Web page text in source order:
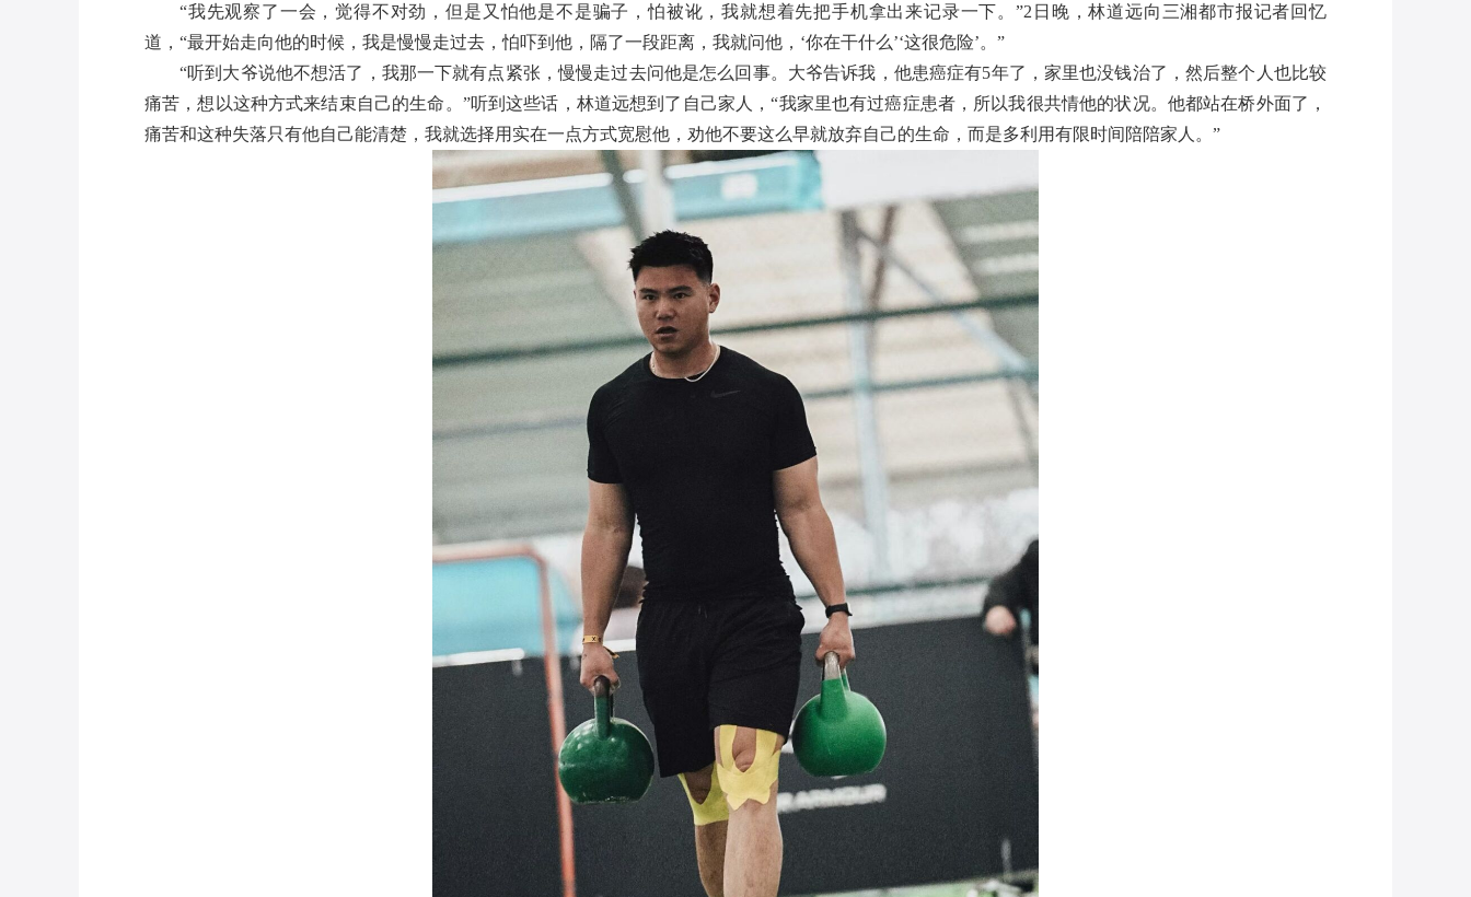
“我先观察了一会，觉得不对劲，但是又怕他是不是骗子，怕被讹，我就想着先把手机拿出来记录一下。”2日晚，林道远向三湘都市报记者回忆
道，“最开始走向他的时候，我是慢慢走过去，怕吓到他，隔了一段距离，我就问他，‘你在干什么’‘这很危险’。”
“听到大爷说他不想活了，我那一下就有点紧张，慢慢走过去问他是怎么回事。大爷告诉我，他患癌症有5年了，家里也没钱治了，然后整个人也比较
痛苦，想以这种方式来结束自己的生命。”听到这些话，林道远想到了自己家人，“我家里也有过癌症患者，所以我很共情他的状况。他都站在桥外面了，
痛苦和这种失落只有他自己能清楚，我就选择用实在一点方式宽慰他，劝他不要这么早就放弃自己的生命，而是多利用有限时间陪陪家人。”